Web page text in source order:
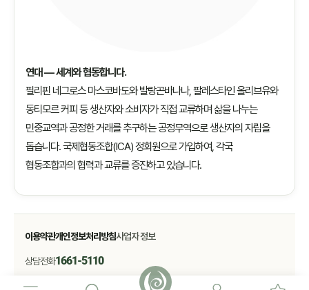
연대 — 세계와 협동합니다.
필리핀 네그로스 마스코바도와 발랑곤바나나, 팔레스타인 올리브유와
동티모르 커피 등 생산자와 소비자가 직접 교류하며 삶을 나누는
민중교역과 공정한 거래를 추구하는 공정무역으로 생산자의 자립을
돕습니다. 국제협동조합(ICA) 정회원으로 가입하여, 각국
협동조합과의 협력과 교류를 증진하고 있습니다.
이용약관개인정보처리방침사업자 정보
상담전화1661-5110